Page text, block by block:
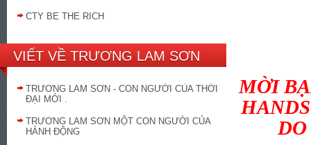
CTY BE THE RICH
VIẾT VỀ TRƯƠNG LAM SƠN
TRƯƠNG LAM SƠN - CON NGƯỜI CỦA THỜI
ĐẠI MỚI .
TRƯƠNG LAM SƠN MỘT CON NGƯỜI CỦA
HÀNH ĐỘNG
MỜI